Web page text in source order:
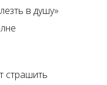
в душу»
страшить